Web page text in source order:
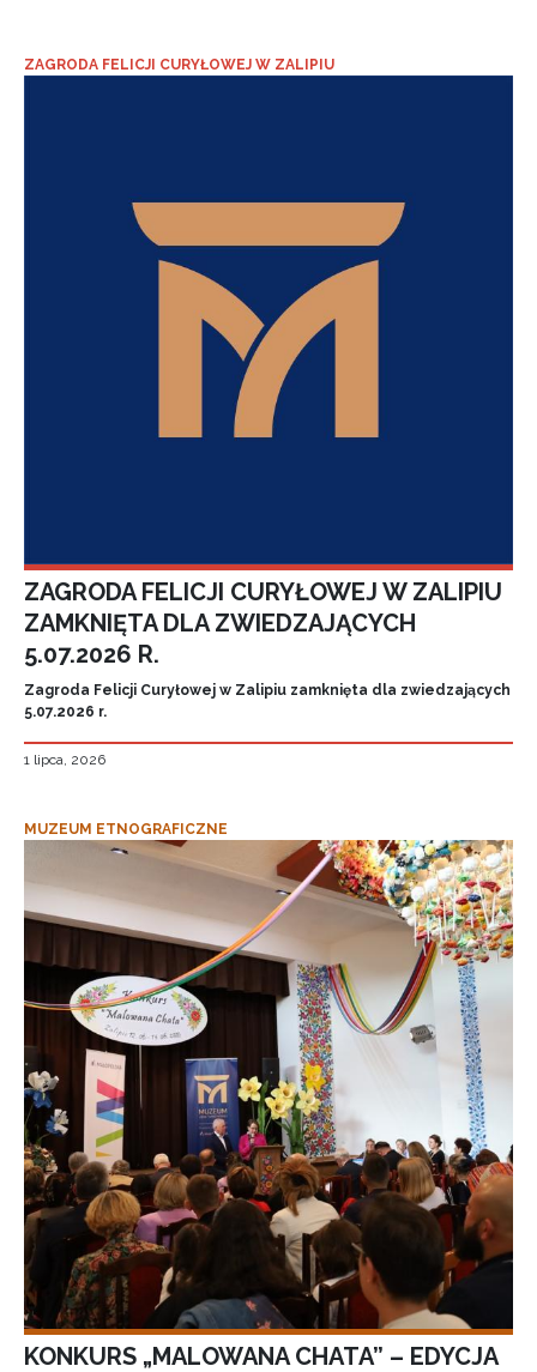
ZAGRODA FELICJI CURYŁOWEJ W ZALIPIU
ZAGRODA FELICJI CURYŁOWEJ W ZALIPIU
ZAMKNIĘTA DLA ZWIEDZAJĄCYCH
5.07.2026 R.
Zagroda Felicji Curyłowej w Zalipiu zamknięta dla zwiedzających
5.07.2026 r.
1 lipca, 2026
MUZEUM ETNOGRAFICZNE
KONKURS „MALOWANA CHATA” – EDYCJA